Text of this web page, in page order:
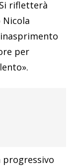
rifletterà
per
progressivo